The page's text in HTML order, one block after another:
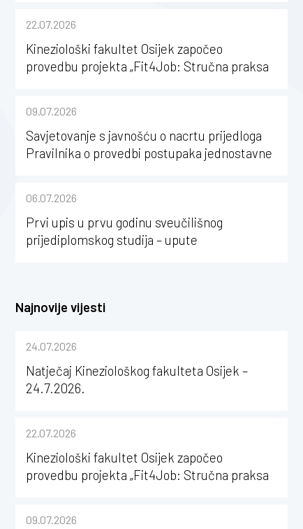
22.07.2026
Kineziološki fakultet Osijek započeo
provedbu projekta „Fit4Job: Stručna praksa
09.07.2026
Savjetovanje s javnošću o nacrtu prijedloga
Pravilnika o provedbi postupaka jednostavne
Strossmayera u Osijeku
06.07.2026
Prvi upis u prvu godinu sveučilišnog
prijediplomskog studija – upute
Najnovije vijesti
24.07.2026
Natječaj Kineziološkog fakulteta Osijek –
24.7.2026.
22.07.2026
Kineziološki fakultet Osijek započeo
provedbu projekta „Fit4Job: Stručna praksa
09.07.2026